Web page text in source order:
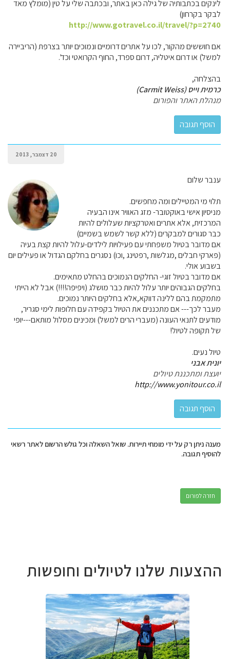
לינקים בכתבותיה של גילה כאן באתר, ובכתבה שלי על טין (מומלץ מאד
לבקר בקרחון)
http://www.gotravel.co.il/travel/?p=2740
אם חוששים מהקור, לכו על אתרים דרומיים ונמוכים יותר בצרפת (הריביירה
למשל) או דרום איטליה, דרום ספרד, החוף הקרואטי וכד'.
בהצלחה,
כרמית וייס (Carmit Weiss)
מנהלת האתר והפורום
20 דצמבר, 2013
ענבר שלום
תלוי מי המטיילים ומה מחפשים.
מניסיון אישי באוקטובר- מזג האוויר אינו הבעיה
המרכזית, אלא אתרים ואטרקציות שעלולים להיות
כבר סגורים למבקרים (ללא קשר לשמש בשמיים)
אם מדובר בטיול משפחתי עם פעילויות לילדים-עלול להיות קצת בעיה
(פארקי חבלים ,מגלשות ,רפטינג ,וכו) נסגרים בחלקם הגדול או פעילים יום
בשבוע אולי.
אם מדובר בטיול זוגי- החלקים הנמוכים בהחלט מתאימים.
בחלקים הגבוהים יותר עלול להיות כבר מושלג (ויפיפה!!!!) אבל לא הייתי
מתמקמת בהם ללינה דווקא,אלא בחלקים היותר נמוכים.
מעבר לכך--- אם מתכננים את הטיול בקפידה עם חלופות לימי סגריר,
מודעים לתנאי העונה (מעברי הרים למשל) ומכינים מסלול מותאם---יופי
של תקופה לטיול!
טיול נעים.
יונית אבני
יועצת ומתכננת טיולים
http://www.yonitour.co.il
מענה ניתן רק על ידי מומחי תיירות. שואל השאלה וכל גולש הרשום לאתר רשאי
להוסיף תגובה.
חזרה לפורום
ההצעות שלנו לטיולים וחופשות